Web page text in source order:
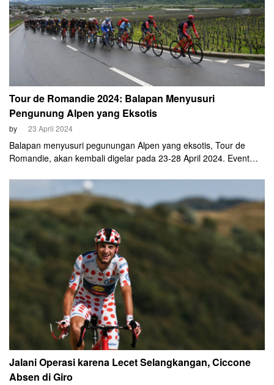
Tour de Romandie 2024: Balapan Menyusuri
Pengunung Alpen yang Eksotis
by 23 April 2024
Balapan menyusuri pegunungan Alpen yang eksotis, Tour de
Romandie, akan kembali digelar pada 23-28 April 2024. Event
persiapan untuk ajang GrandTour, Giro d'Italia.
Jalani Operasi karena Lecet Selangkangan, Ciccone
Absen di Giro